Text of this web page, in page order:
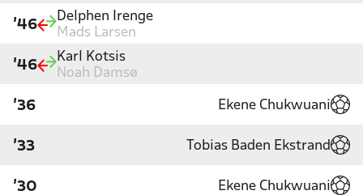
'46
Delphen Irenge
Mads Larsen
'46
Karl Kotsis
Noah Damsø
'36 Ekene Chukwuani
'33 Tobias Baden Ekstrand
'30 Ekene Chukwuani